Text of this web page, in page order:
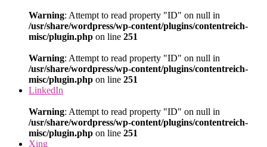
Warning: Attempt to read property "ID" on null in
/usr/share/wordpress/wp-content/plugins/contentreich-
misc/plugin.php on line 251
Warning: Attempt to read property "ID" on null in
/usr/share/wordpress/wp-content/plugins/contentreich-
misc/plugin.php on line 251
LinkedIn
Warning: Attempt to read property "ID" on null in
/usr/share/wordpress/wp-content/plugins/contentreich-
misc/plugin.php on line 251
Xing